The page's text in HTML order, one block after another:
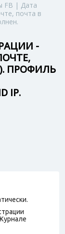
FB | Дата
почта в
-
ПРОФИЛЬ
IP.